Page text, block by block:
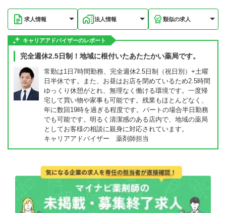
求人情報 法人情報 類似の求人
キャリアアドバイザーのレポート
完全週休2.5日制！地域に根付いたあたたかい薬局です。
常勤は1日7時間勤務、完全週休2.5日制（祝日別）+土曜
日半休です。また、お昼はお店を閉めているため2.5時間
ゆっくり休憩がとれ、無理なく働ける環境です。一度帰
宅して買い物や家事も可能です。残業もほとんどなく、
年に数回19時を過ぎる程度です。パートの場合半日勤務
でも可能です。明るく清潔感のある店内で、地域の薬局
としてお客様の相談に親身に対応されています。
キャリアアドバイザー 薬剤師担当